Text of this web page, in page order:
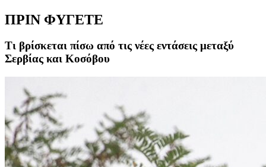
ΠΡΙΝ ΦΥΓΕΤΕ
Τι βρίσκεται πίσω από τις νέες εντάσεις μεταξύ
Σερβίας και Κοσόβου